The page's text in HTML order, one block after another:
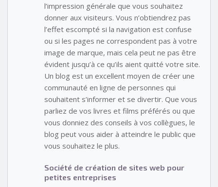
l’impression générale que vous souhaitez
donner aux visiteurs. Vous n’obtiendrez pas
l’effet escompté si la navigation est confuse
ou si les pages ne correspondent pas à votre
image de marque, mais cela peut ne pas être
évident jusqu’à ce qu’ils aient quitté votre site.
Un blog est un excellent moyen de créer une
communauté en ligne de personnes qui
souhaitent s’informer et se divertir. Que vous
parliez de vos livres et films préférés ou que
vous donniez des conseils à vos collègues, le
blog peut vous aider à atteindre le public que
vous souhaitez le plus.
Société de création de sites web pour
petites entreprises